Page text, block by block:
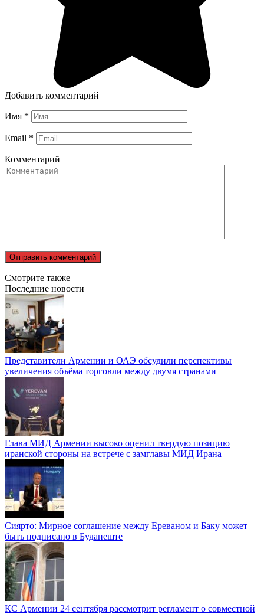
Добавить комментарий
Имя *
Email *
Комментарий
Смотрите также
Последние новости
Представители Армении и ОАЭ обсудили перспективы
увеличения объёма торговли между двумя странами
Глава МИД Армении высоко оценил твердую позицию
иранской стороны на встрече с замглавы МИД Ирана
Сиярто: Мирное соглашение между Ереваном и Баку может
быть подписано в Будапеште
КС Армении 24 сентября рассмотрит регламент о совместной